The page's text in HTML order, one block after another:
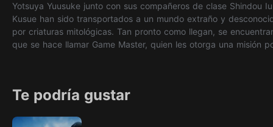
Yotsuya Yuusuke junto con sus compañeros de clase Shindou
Kusue han sido transportados a un mundo extraño y
por criaturas mitológicas. Tan pronto como llegan, se
que se hace llamar Game Master, quien les otorga una misión
aventuras para tres estudiantes que ahora no tienen más
quieren mantenerse con vida y proteger el mundo real de los
Te podría gustar